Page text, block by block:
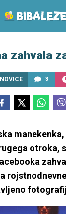
zahvala
NOVICE 3
otroka,